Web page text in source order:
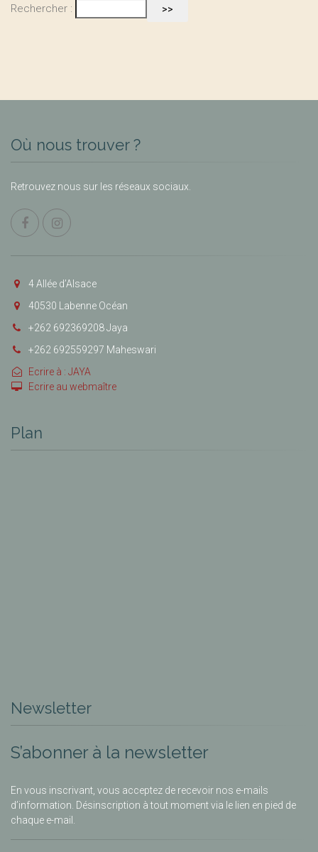
Rechercher :
Où nous trouver ?
Retrouvez nous sur les réseaux sociaux.
4 Allée d’Alsace
40530 Labenne Océan
+262 692369208 Jaya
+262 692559297 Maheswari
Ecrire à : JAYA
Ecrire au webmaître
Plan
Newsletter
S’abonner à la newsletter
En vous inscrivant, vous acceptez de recevoir nos e-mails
d’information. Désinscription à tout moment via le lien en pied de
chaque e-mail.